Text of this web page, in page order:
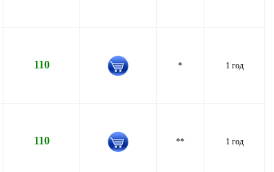
110 * 1 год
110 ** 1 год